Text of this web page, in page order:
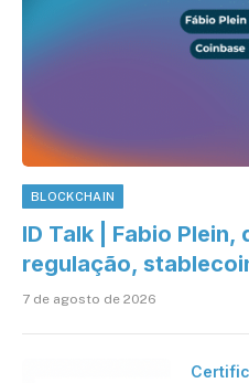
BLOCKCHAIN
ID Talk | Fabio
regulação,
7 de agosto de 2026